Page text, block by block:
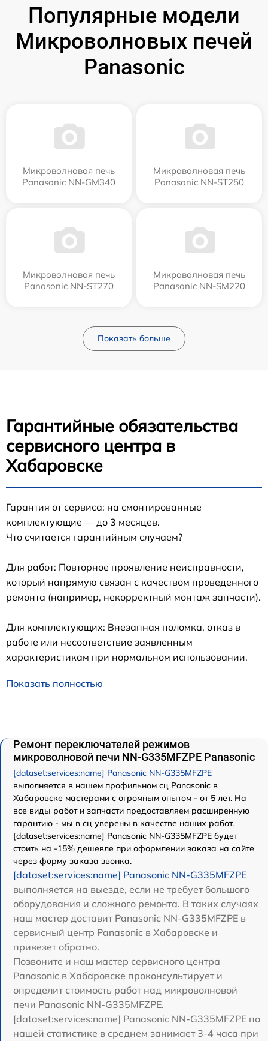
Популярные модели
Микроволновых печей
Panasonic
Микроволновая печь
Panasonic NN-GM340
Микроволновая печь
Panasonic NN-ST250
Микроволновая печь
Panasonic NN-ST270
Микроволновая печь
Panasonic NN-SM220
Показать больше
Гарантийные обязательства
сервисного центра в
Хабаровске
Гарантия от сервиса: на смонтированные
комплектующие — до 3 месяцев.
Что считается гарантийным случаем?
Для работ: Повторное проявление неисправности,
который напрямую связан с качеством проведенного
ремонта (например, некорректный монтаж запчасти).
Для комплектующих: Внезапная поломка, отказ в
работе или несоответствие заявленным
характеристикам при нормальном использовании.
Показать полностью
Ремонт переключателей режимов
микроволновой печи NN-G335MFZPE Panasonic
[dataset:services:name] Panasonic NN-G335MFZPE
выполняется в нашем профильном сц Panasonic в
Хабаровске мастерами с огромным опытом - от 5 лет. На
все виды работ и запчасти предоставляем расширенную
гарантию - мы в сц уверены в качестве наших работ.
[dataset:services:name] Panasonic NN-G335MFZPE будет
стоить на -15% дешевле при оформлении заказа на сайте
через форму заказа звонка.
[dataset:services:name] Panasonic NN-G335MFZPE
выполняется на выезде, если не требует большого
оборудования и сложного ремонта. В таких случаях
наш мастер доставит Panasonic NN-G335MFZPE в
сервисный центр Panasonic в Хабаровске и
привезет обратно.
Позвоните и наш мастер сервисного центра
Panasonic в Хабаровске проконсультирует и
определит стоимость работ над микроволновой
печи Panasonic NN-G335MFZPE.
[dataset:services:name] Panasonic NN-G335MFZPE по
нашей статистике в среднем занимает 3-4 часа при